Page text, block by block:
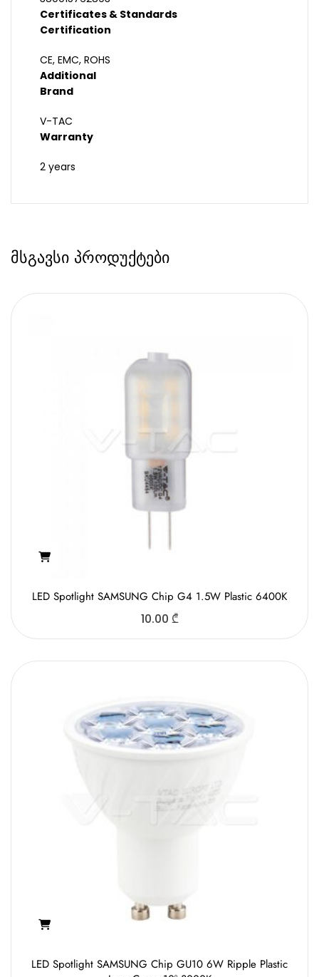
Certificates & Standards
Certification
CE, EMC, ROHS
Additional
Brand
V-TAC
Warranty
2 years
მსგავსი პროდუქტები
LED Spotlight SAMSUNG Chip G4 1.5W Plastic 6400K
10.00 ₾
LED Spotlight SAMSUNG Chip GU10 6W Ripple Plastic